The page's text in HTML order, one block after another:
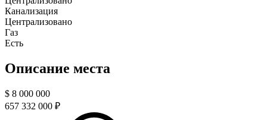
Канализация
Централизовано
Газ
Есть
Описание места
$ 8 000 000
657 332 000 ₽